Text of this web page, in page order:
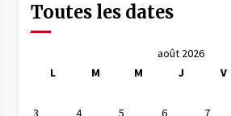
Toutes les dates
août 2026
L
M M J V
3
4 5 6 7